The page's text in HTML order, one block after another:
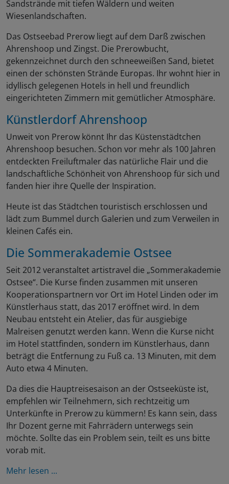
Sandstrände mit tiefen Wäldern und weiten
Wiesenlandschaften.
Das Ostseebad Prerow liegt auf dem Darß zwischen
Ahrenshoop und Zingst. Die Prerowbucht,
gekennzeichnet durch den schneeweißen Sand, bietet
einen der schönsten Strände Europas. Ihr wohnt hier in
idyllisch gelegenen Hotels in hell und freundlich
eingerichteten Zimmern mit gemütlicher Atmosphäre.
Künstlerdorf Ahrenshoop
Unweit von Prerow könnt Ihr das Küstenstädtchen
Ahrenshoop besuchen. Schon vor mehr als 100 Jahren
entdeckten Freiluftmaler das natürliche Flair und die
landschaftliche Schönheit von Ahrenshoop für sich und
fanden hier ihre Quelle der Inspiration.
Heute ist das Städtchen touristisch erschlossen und
lädt zum Bummel durch Galerien und zum Verweilen in
kleinen Cafés ein.
Die Sommerakademie Ostsee
Seit 2012 veranstaltet artistravel die „Sommerakademie
Ostsee“. Die Kurse finden zusammen mit unseren
Kooperationspartnern vor Ort im Hotel Linden oder im
Künstlerhaus statt, das 2017 eröffnet wird. In dem
Neubau entsteht ein Atelier, das für ausgiebige
Malreisen genutzt werden kann. Wenn die Kurse nicht
im Hotel stattfinden, sondern im Künstlerhaus, dann
beträgt die Entfernung zu Fuß ca. 13 Minuten, mit dem
Auto etwa 4 Minuten.
Da dies die Hauptreisesaison an der Ostseeküste ist,
empfehlen wir Teilnehmern, sich rechtzeitig um
Unterkünfte in Prerow zu kümmern! Es kann sein, dass
Ihr Dozent gerne mit Fahrrädern unterwegs sein
möchte. Sollte das ein Problem sein, teilt es uns bitte
vorab mit.
Mehr lesen ...